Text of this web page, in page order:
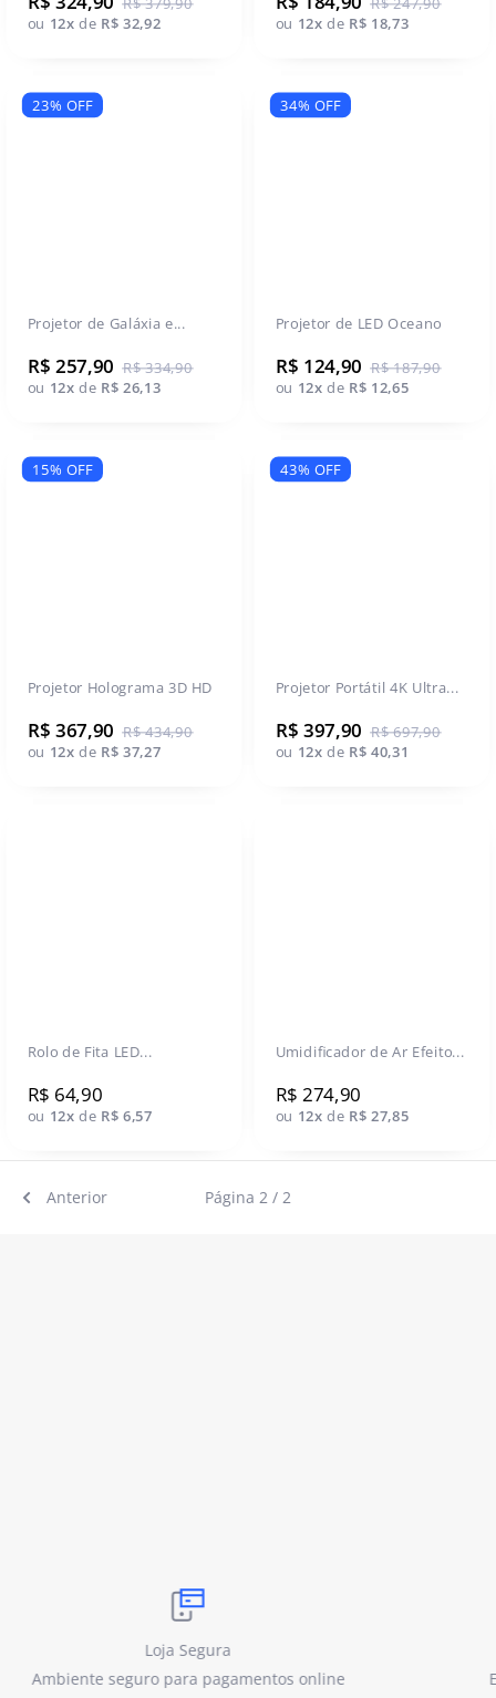
ou 12x de R$ 32,92
ou 12x de R$ 18,73
23% OFF
Projetor de Galáxia e...
R$ 257,90 R$ 334,90
ou 12x de R$ 26,13
34% OFF
Projetor de LED Oceano
R$ 124,90 R$ 187,90
ou 12x de R$ 12,65
15% OFF
Projetor Holograma 3D HD
R$ 367,90 R$ 434,90
ou 12x de R$ 37,27
43% OFF
Projetor Portátil 4K Ultra...
R$ 397,90 R$ 697,90
ou 12x de R$ 40,31
Rolo de Fita LED...
R$ 64,90
ou 12x de R$ 6,57
Umidificador de Ar Efeito...
R$ 274,90
ou 12x de R$ 27,85
Anterior Página 2 / 2
Envio rápido e acompanhado com código de